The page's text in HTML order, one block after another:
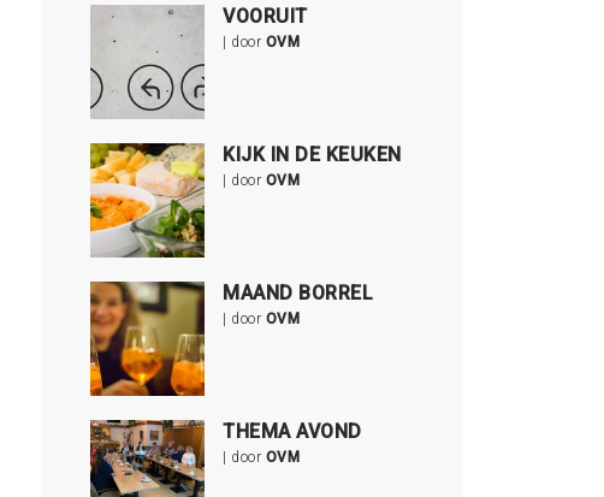
VOORUIT
| door OVM
KIJK IN DE KEUKEN
| door OVM
MAAND BORREL
| door OVM
THEMA AVOND
| door OVM